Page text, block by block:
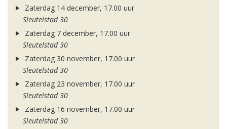
Zaterdag 14 december, 17.00 uur
Sleutelstad 30
Zaterdag 7 december, 17.00 uur
Sleutelstad 30
Zaterdag 30 november, 17.00 uur
Sleutelstad 30
Zaterdag 23 november, 17.00 uur
Sleutelstad 30
Zaterdag 16 november, 17.00 uur
Sleutelstad 30